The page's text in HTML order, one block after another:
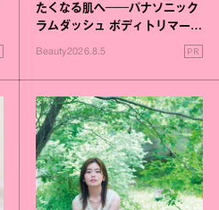
たくなる肌へ──パナソニック
ラムダッシュ ボディトリマーが
Beauty2026.8.5 PR